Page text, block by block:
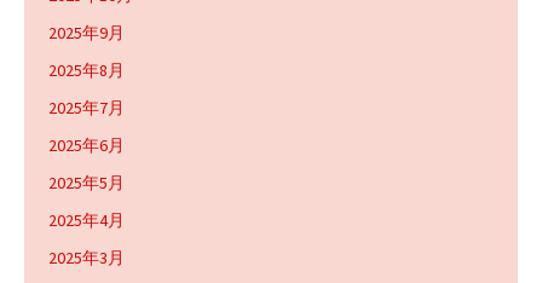
2025年9月
2025年8月
2025年7月
2025年6月
2025年5月
2025年4月
2025年3月